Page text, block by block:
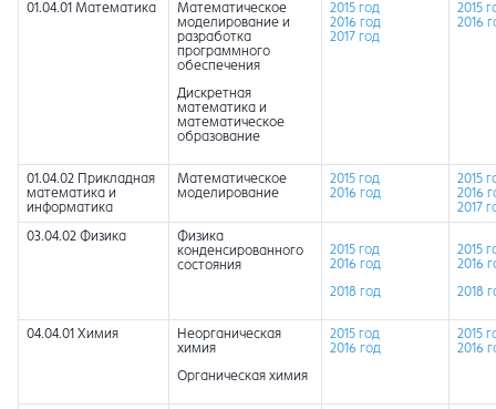
01.04.01 Математика
Математическое
моделирование и
разработка
программного
обеспечения
Дискретная
математика и
математическое
образование
2015 год
2016 год
2017 год
2015
2016
01.04.02 Прикладная
математика и
информатика
Математическое
моделирование
2015 год
2016 год
2015
2016
2017
03.04.02 Физика
Физика
конденсированного
состояния
2015 год
2016 год
2018 год
2015
2016
2018
04.04.01 Химия
Неорганическая
химия
Органическая химия
2015 год
2016 год
2015
2016